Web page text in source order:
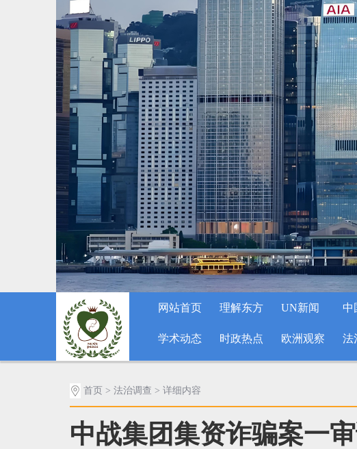
网站首页 理解东方 UN新闻 中
学术动态 时政热点 欧洲观察 法
首页 > 法治调查 > 详细内容
中战集团集资诈骗案一